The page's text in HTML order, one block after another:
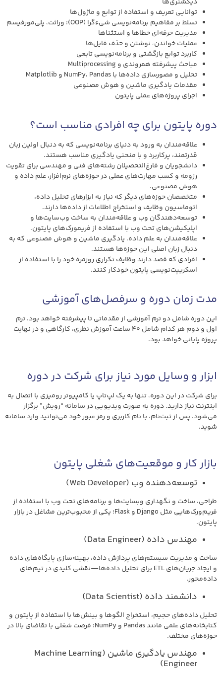
دیکشنری‌ها
توانایی تعریف و استفاده از توابع و ماژول‌ها
تسلط بر مفاهیم برنامه‌نویسی شیءگرا (OOP): وراثت، پلی‌مورفیسم
مدیریت حرفه‌ای خطاها و استثناها
عملیات خواندن، نوشتن و حذف فایل‌ها
کاربرد توابع بازگشتی و برنامه‌نویسی تابعی
مباحث پیشرفته همروندی و Multiprocessing
تحلیل و مصورسازی داده‌ها با NumPy، Pandas و Matplotlib
مقدمات یادگیری ماشین و هوش مصنوعی
اجرای پروژه‌های عملی پایتون
دوره پایتون برای چه افرادی مناسب است؟
علاقه‌مندان به ورود به دنیای برنامه‌نویسی که به دنبال اولین زبان
قدرتمند، پرکاربرد و با منحنی یادگیری مناسب هستند.
دانشجویان و فارغ‌التحصیلان رشته‌های فنی و مهندسی برای تقویت
رزومه و کسب مهارت‌های عملی در حوزه‌های نرم‌افزار، علم داده و
هوش مصنوعی.
متخصصان حوزه‌های دیگر که نیاز به ابزارهای تحلیل داده،
اتوماسیون وظایف و استخراج اطلاعات از داده‌ها دارند.
توسعه‌دهندگان وب و علاقه‌مندان به ساخت وب‌سایت‌ها و
اپلیکیشن‌های تحت وب با استفاده از فریمورک‌های پایتون.
علاقه‌مندان به علم داده، یادگیری ماشین و هوش مصنوعی که به
دنبال زبان اصلی این حوزه‌ها هستند.
افرادی که قصد دارند وظایف تکراری روزمره خود را با استفاده از
اسکریپت‌نویسی پایتون خودکار کنند.
مدت زمان دوره و سرفصل‌های آموزشی
این دوره شامل دو ترم آموزشی از مقدماتی تا پیشرفته خواهد بود. ترم
اول و دوم هر کدام شامل 40 ساعت آموزش نظری، کارگاهی و در نهایت
پروژه پایانی خواهد بود.
ابزار و وسایل مورد نیاز برای شرکت در دوره
برای شرکت در این دوره، تنها به یک لپ‌تاپ یا کامپیوتر رومیزی با اتصال به
اینترنت نیاز دارید. دوره به صورت ویدیویی در سامانه “رویش” برگزار
می‌شود. پس از ثبت‌نام، با نام کاربری و رمز عبور خود می‌توانید وارد سامانه
شوید.
بازار کار و موقعیت‌های شغلی پایتون
توسعه‌دهنده وب (Web Developer)
طراحی، ساخت و نگهداری وبسایت‌ها و برنامه‌های تحت وب با استفاده از
فریم‌ورک‌هایی مثل Django و Flask؛ یکی از محبوب‌ترین مشاغل در بازار
پایتون.
مهندس داده (Data Engineer)
ساخت و مدیریت سیستم‌های پردازش داده، بهینه‌سازی پایگاه‌های داده
و ایجاد جریان‌های ETL برای تحلیل داده‌ها—نقشی کلیدی در تیم‌های
داده‌محور.
دانشمند داده (Data Scientist)
تحلیل داده‌های حجیم، استخراج الگوها و بینش‌ها با استفاده از پایتون و
کتابخانه‌های علمی مانند Pandas و NumPy؛ فرصت شغلی با تقاضای بالا در
حوزه‌های مختلف.
مهندس یادگیری ماشین (Machine Learning
Engineer)